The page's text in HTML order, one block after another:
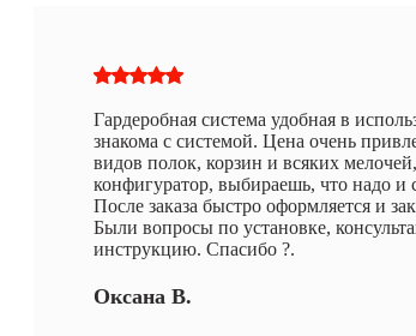
Гардеробная система удобная в
знакома с системой. Цена очень
видов полок, корзин и всяких
конфигуратор, выбираешь, что надо и
После заказа быстро оформляется и
Были вопросы по установке,
инструкцию. Спасибо ?.
Оксана В.